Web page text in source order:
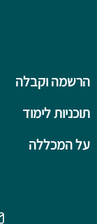
על המכללה
תוכניות לימוד
הרשמה וקבלה